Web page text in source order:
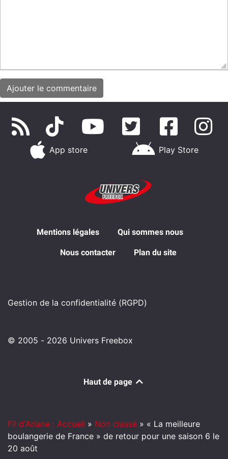
App store Play Store
Mentions légales Qui sommes nous
Nous contacter Plan du site
Gestion de la confidentialité (RGPD)
© 2005 - 2026 Univers Freebox
Haut de page
Fil d'Ariane : Accueil » Non classé » « La meilleure
boulangerie de France » de retour pour une saison 6 le
20 août